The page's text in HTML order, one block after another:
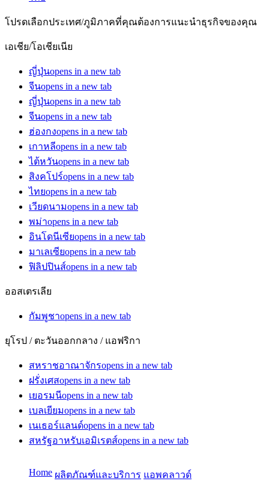
โปรดเลือกประเทศ/ภูมิภาคที่คุณต้องการแนะนำธุรกิจของคุณ
เอเชีย/โอเชียเนีย
ญี่ปุ่นopens in a new tab
จีนopens in a new tab
ญี่ปุ่นopens in a new tab
จีนopens in a new tab
ฮ่องกงopens in a new tab
เกาหลีopens in a new tab
ไต้หวันopens in a new tab
สิงคโปร์opens in a new tab
ไทยopens in a new tab
เวียดนามopens in a new tab
พม่าopens in a new tab
อินโดนีเซียopens in a new tab
มาเลเซียopens in a new tab
ฟิลิปปินส์opens in a new tab
ออสเตรเลีย
กัมพูชาopens in a new tab
ยุโรป / ตะวันออกกลาง / แอฟริกา
สหราชอาณาจักรopens in a new tab
ฝรั่งเศสopens in a new tab
เยอรมนีopens in a new tab
เบลเยียมopens in a new tab
เนเธอร์แลนด์opens in a new tab
สหรัฐอาหรับเอมิเรตส์opens in a new tab
Home ผลิตภัณฑ์และบริการ แอพคลาวด์